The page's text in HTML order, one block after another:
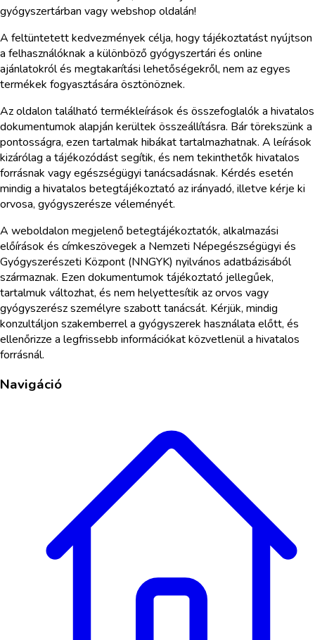
gyógyszertárban vagy webshop oldalán!
A feltüntetett kedvezmények célja, hogy tájékoztatást nyújtson
a felhasználóknak a különböző gyógyszertári és online
ajánlatokról és megtakarítási lehetőségekről, nem az egyes
termékek fogyasztására ösztönöznek.
Az oldalon található termékleírások és összefoglalók a hivatalos
dokumentumok alapján kerültek összeállításra. Bár törekszünk a
pontosságra, ezen tartalmak hibákat tartalmazhatnak. A leírások
kizárólag a tájékozódást segítik, és nem tekinthetők hivatalos
forrásnak vagy egészségügyi tanácsadásnak. Kérdés esetén
mindig a hivatalos betegtájékoztató az irányadó, illetve kérje ki
orvosa, gyógyszerésze véleményét.
A weboldalon megjelenő betegtájékoztatók, alkalmazási
előírások és címkeszövegek a Nemzeti Népegészségügyi és
Gyógyszerészeti Központ (NNGYK) nyilvános adatbázisából
származnak. Ezen dokumentumok tájékoztató jellegűek,
tartalmuk változhat, és nem helyettesítik az orvos vagy
gyógyszerész személyre szabott tanácsát. Kérjük, mindig
konzultáljon szakemberrel a gyógyszerek használata előtt, és
ellenőrizze a legfrissebb információkat közvetlenül a hivatalos
forrásnál.
Navigáció